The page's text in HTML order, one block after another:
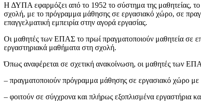
Η ΔΥΠΑ εφαρμόζει από το 1952 το σύστημα της μαθητείας, το
σχολή, με το πρόγραμμα μάθησης σε εργασιακό χώρο, σε
επαγγελματική εμπειρία στην αγορά εργασίας.
Οι μαθητές των ΕΠΑΣ το πρωί πραγματοποιούν μαθητεία σε
εργαστηριακά μαθήματα στη σχολή.
Όπως αναφέρεται σε σχετική ανακοίνωση, οι μαθητές των
– πραγματοποιούν πρόγραμμα μάθησης σε εργασιακό χώρο με
– φοιτούν σε σύγχρονα και πλήρως εξοπλισμένα εργαστήρια